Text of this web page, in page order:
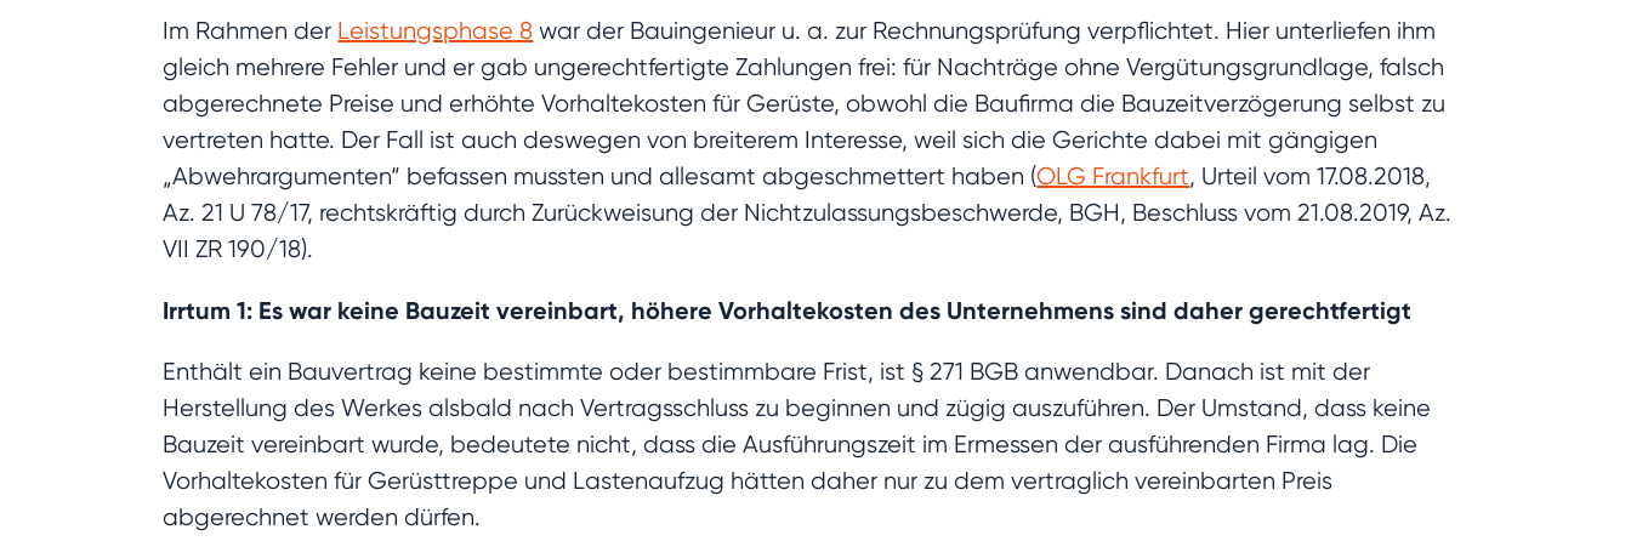
Im Rahmen der Leistungsphase 8 war der Bauingenieur u. a. zur Rechnungsprüfung verpflichtet. Hier unterliefen ihm
gleich mehrere Fehler und er gab ungerechtfertigte Zahlungen frei: für Nachträge ohne Vergütungsgrundlage, falsch
abgerechnete Preise und erhöhte Vorhaltekosten für Gerüste, obwohl die Baufirma die Bauzeitverzögerung selbst zu
vertreten hatte. Der Fall ist auch deswegen von breiterem Interesse, weil sich die Gerichte dabei mit gängigen
„Abwehrargumenten“ befassen mussten und allesamt abgeschmettert haben (OLG Frankfurt, Urteil vom 17.08.2018,
Az. 21 U 78/17, rechtskräftig durch Zurückweisung der Nichtzulassungsbeschwerde, BGH, Beschluss vom 21.08.2019, Az.
VII ZR 190/18).
Irrtum 1: Es war keine Bauzeit vereinbart, höhere Vorhaltekosten des Unternehmens sind daher gerechtfertigt
Enthält ein Bauvertrag keine bestimmte oder bestimmbare Frist, ist § 271 BGB anwendbar. Danach ist mit der
Herstellung des Werkes alsbald nach Vertragsschluss zu beginnen und zügig auszuführen. Der Umstand, dass keine
Bauzeit vereinbart wurde, bedeutete nicht, dass die Ausführungszeit im Ermessen der ausführenden Firma lag. Die
Vorhaltekosten für Gerüsttreppe und Lastenaufzug hätten daher nur zu dem vertraglich vereinbarten Preis
abgerechnet werden dürfen.